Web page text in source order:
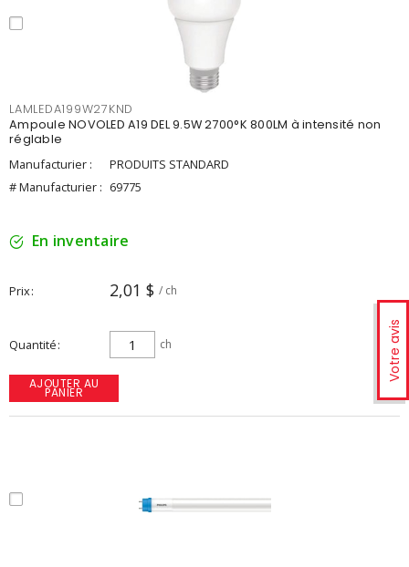
Votre avis
LAMLEDA199W27KND
Ampoule NOVOLED A19 DEL 9.5W 2700°K 800LM à intensité non
réglable
Manufacturier :
PRODUITS STANDARD
# Manufacturier : 69775
En inventaire
Prix 2,01 $ / ch
Quantité ch
AJOUTER AU
PANIER